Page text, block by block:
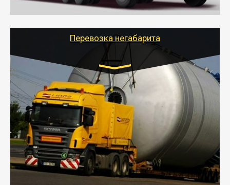
- Тайгер Логистик поможет быстро перевезти
скоропортящиеся продукты в любой город России с
Перевозка негабарита
Цена за км. Рассчитывается
индивидуально
- Перевозка техники и негабаритных грузов
осуществляется после получения разрешения на
перевозку (обычно 7-14 дней).
- Тайгер Логистик в короткие сроки поможет вам
качественно и безопасно перевезти негабаритные
грузы по всей России тралом, манипулятором и
другим транспортом и подобрать оптимальный